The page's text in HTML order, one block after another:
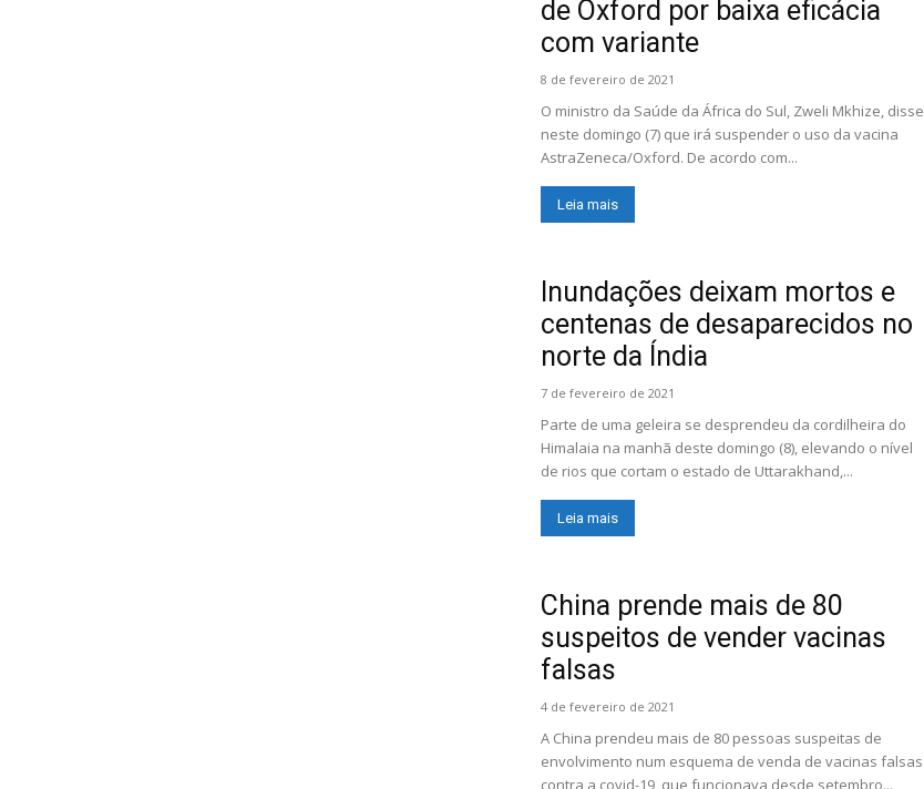
de Oxford por baixa eficácia
com variante
8 de fevereiro de 2021
O ministro da Saúde da África do Sul, Zweli Mkhize, disse
neste domingo (7) que irá suspender o uso da vacina
AstraZeneca/Oxford. De acordo com...
Leia mais
Inundações deixam mortos e
centenas de desaparecidos no
norte da Índia
7 de fevereiro de 2021
Parte de uma geleira se desprendeu da cordilheira do
Himalaia na manhã deste domingo (8), elevando o nível
de rios que cortam o estado de Uttarakhand,...
Leia mais
China prende mais de 80
suspeitos de vender vacinas
falsas
4 de fevereiro de 2021
A China prendeu mais de 80 pessoas suspeitas de
envolvimento num esquema de venda de vacinas falsas
contra a covid-19, que funcionava desde setembro...